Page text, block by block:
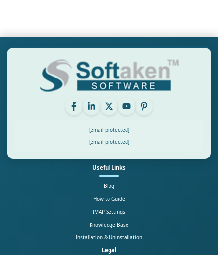
[email protected]
[email protected]
Useful Links
Blog
How to Guide
IMAP Settings
Knowledge Base
Installation & Uninstallation
Legal